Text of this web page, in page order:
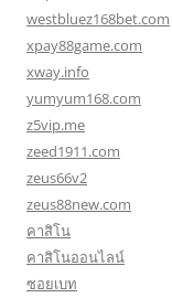
westbluez168bet.com
xpay88game.com
xway.info
yumyum168.com
z5vip.me
zeed1911.com
zeus66v2
zeus88new.com
คาสิโน
คาสิโนออนไลน์
ซอยเบท